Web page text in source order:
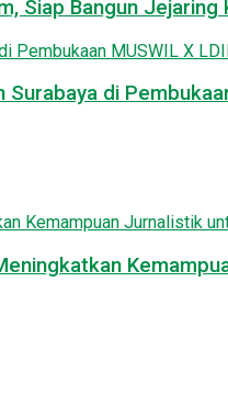
Siap Bangun
di